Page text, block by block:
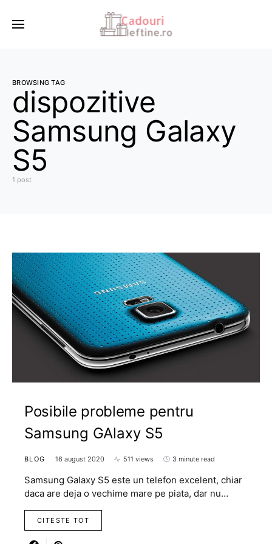
BROWSING TAG
dispozitive
Samsung Galaxy
S5
1 post
Posibile probleme pentru
Samsung GAlaxy S5
BLOG 16 august 2020 511 views 3 minute read
Samsung Galaxy S5 este un telefon excelent, chiar
daca are deja o vechime mare pe piata, dar nu…
CITESTE TOT